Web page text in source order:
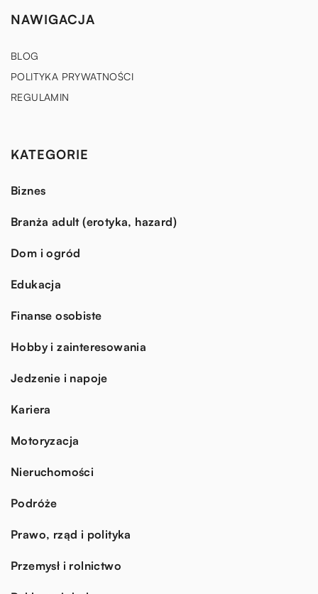
NAWIGACJA
BLOG
POLITYKA PRYWATNOŚCI
REGULAMIN
KATEGORIE
Biznes
Branża adult (erotyka, hazard)
Dom i ogród
Edukacja
Finanse osobiste
Hobby i zainteresowania
Jedzenie i napoje
Kariera
Motoryzacja
Nieruchomości
Podróże
Prawo, rząd i polityka
Przemysł i rolnictwo